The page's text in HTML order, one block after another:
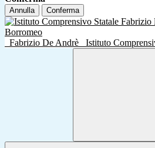
Annulla Conferma
Fabrizio De Andrè Istituto